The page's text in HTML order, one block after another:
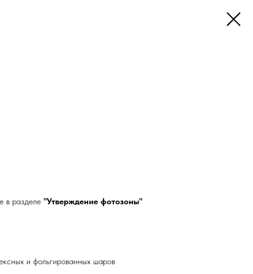
в разделе "Утверждение фотозоны"
и фольгированных шаров